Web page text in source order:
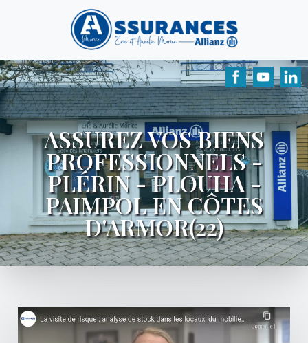
ASSUREZ VOS BIENS
PROFESSIONNELS -
PLÉRIN - PLOUHA -
PAIMPOL EN CÔTES
D'ARMOR(22)